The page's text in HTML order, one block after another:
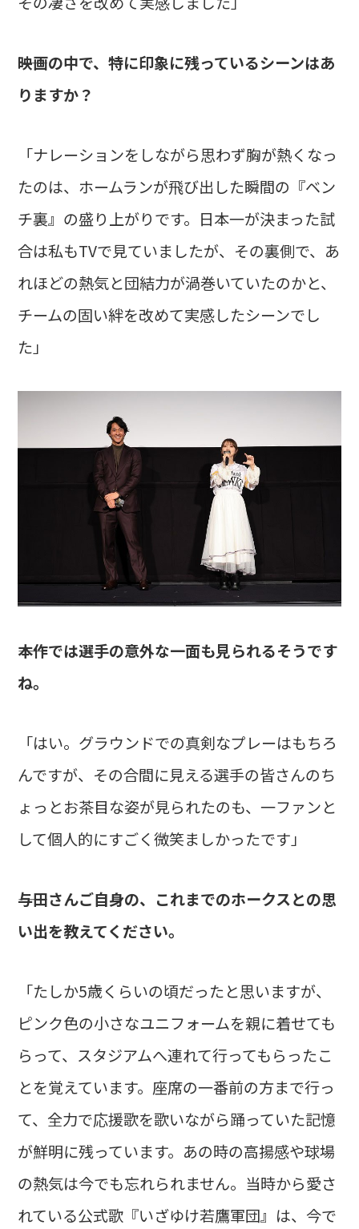
――映画の中で、特に印象に残っているシーンはあ
りますか？
「ナレーションをしながら思わず胸が熱くなっ
たのは、ホームランが飛び出した瞬間の『ベン
チ裏』の盛り上がりです。日本一が決まった試
合は私もTVで見ていましたが、その裏側で、あ
れほどの熱気と団結力が渦巻いていたのかと、
チームの固い絆を改めて実感したシーンでし
た」
――本作では選手の意外な一面も見られるそうです
ね。
「はい。グラウンドでの真剣なプレーはもちろ
んですが、その合間に見える選手の皆さんのち
ょっとお茶目な姿が見られたのも、一ファンと
して個人的にすごく微笑ましかったです」
――与田さんご自身の、これまでのホークスとの思
い出を教えてください。
「たしか5歳くらいの頃だったと思いますが、
ピンク色の小さなユニフォームを親に着せても
らって、スタジアムへ連れて行ってもらったこ
とを覚えています。座席の一番前の方まで行っ
て、全力で応援歌を歌いながら踊っていた記憶
が鮮明に残っています。あの時の高揚感や球場
の熱気は今でも忘れられません。当時から愛さ
れている公式歌『いざゆけ若鷹軍団』は、今で